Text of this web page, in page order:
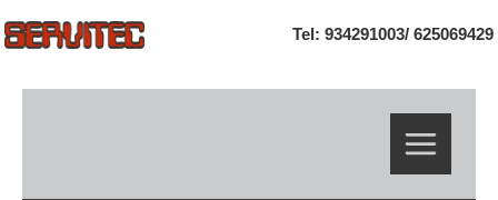
al
Tel: 934291003/ 625069429